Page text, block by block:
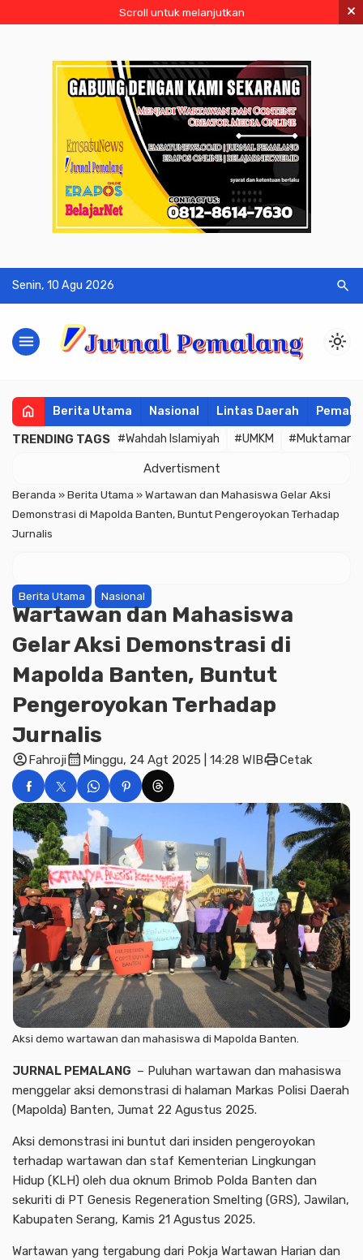
Scroll untuk melanjutkan ×
Senin, 10 Agu 2026 search
menu light_mode
home Berita Utama Nasional Lintas Daerah
TRENDING TAGS #Wahdah Islamiyah #UMKM #Muktamar
Advertisment
Beranda »Berita Utama »Wartawan dan Mahasiswa Gelar Aksi
Demonstrasi di Mapolda Banten, Buntut Pengeroyokan Terhadap
Jurnalis
Berita Utama Nasional
Wartawan dan Mahasiswa
Gelar Aksi Demonstrasi di
Mapolda Banten, Buntut
Pengeroyokan Terhadap
Jurnalis
account_circleFahrojicalendar_month Minggu, 24 Agt 2025 | 14:28 WIBprintCetak
Aksi demo wartawan dan mahasiswa di Mapolda Banten.
JURNAL PEMALANG – Puluhan wartawan dan mahasiswa
menggelar aksi demonstrasi di halaman Markas Polisi Daerah
(Mapolda) Banten, Jumat 22 Agustus 2025.
Aksi demonstrasi ini buntut dari insiden pengeroyokan
terhadap wartawan dan staf Kementerian Lingkungan
Hidup (KLH) oleh dua oknum Brimob Polda Banten dan
sekuriti di PT Genesis Regeneration Smelting (GRS), Jawilan,
Kabupaten Serang, Kamis 21 Agustus 2025.
Wartawan yang tergabung dari Pokja Wartawan Harian dan